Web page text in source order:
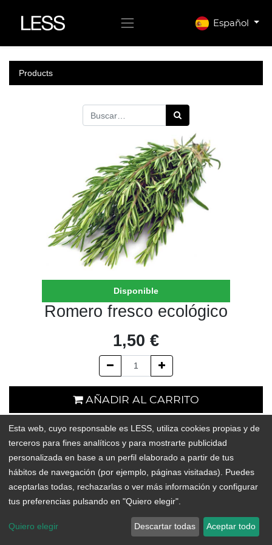
Español
Products
Disponible
Romero fresco ecológico
1,50 €
AÑADIR AL CARRITO
En existencias
Add to Wishlist
La Medida (Güímar) o Playa San Juan
Esta web, cuyo responsable es LESS, utiliza cookies propias y de
terceros para fines analíticos y para mostrarte publicidad
personalizada en base a un perfil elaborado a partir de tus
hábitos de navegación (por ejemplo, páginas visitadas). Puedes
aceptarlas todas, rechazarlas o ver más información y configurar
tus preferencias pulsando en "Quiero elegir".
Quiero elegir Descartar todas Aceptar todo